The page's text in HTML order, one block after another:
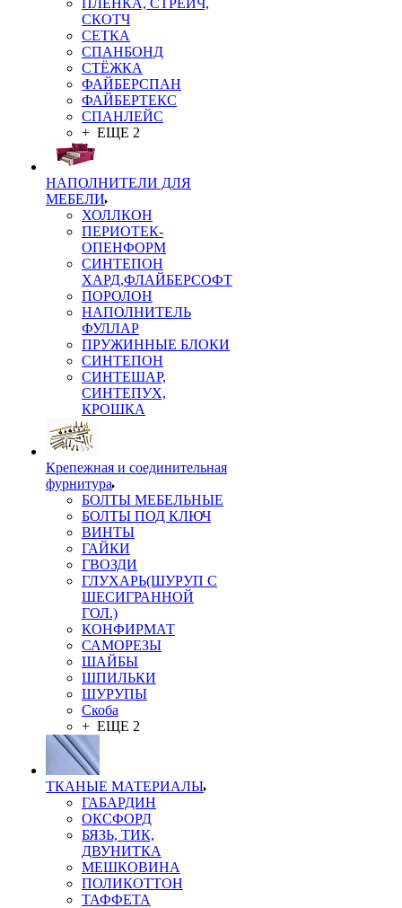
ПЛЁНКА, СТРЕЙЧ,
СКОТЧ
СЕТКА
СПАНБОНД
СТЁЖКА
ФАЙБЕРСПАН
ФАЙБЕРТЕКС
СПАНЛЕЙС
+ ЕЩЕ 2
НАПОЛНИТЕЛИ ДЛЯ
МЕБЕЛИ
ХОЛЛКОН
ПЕРИОТЕК-
ОПЕНФОРМ
СИНТЕПОН
ХАРД,ФЛАЙБЕРСОФТ
ПОРОЛОН
НАПОЛНИТЕЛЬ
ФУЛЛАР
ПРУЖИННЫЕ БЛОКИ
СИНТЕПОН
СИНТЕШАР,
СИНТЕПУХ,
КРОШКА
Крепежная и соединительная
фурнитура
БОЛТЫ МЕБЕЛЬНЫЕ
БОЛТЫ ПОД КЛЮЧ
ВИНТЫ
ГАЙКИ
ГВОЗДИ
ГЛУХАРЬ(ШУРУП С
ШЕСИГРАННОЙ
ГОЛ.)
КОНФИРМАТ
САМОРЕЗЫ
ШАЙБЫ
ШПИЛЬКИ
ШУРУПЫ
Скоба
+ ЕЩЕ 2
ТКАНЫЕ МАТЕРИАЛЫ
ГАБАРДИН
ОКСФОРД
БЯЗЬ, ТИК,
ДВУНИТКА
МЕШКОВИНА
ПОЛИКОТТОН
ТАФФЕТА